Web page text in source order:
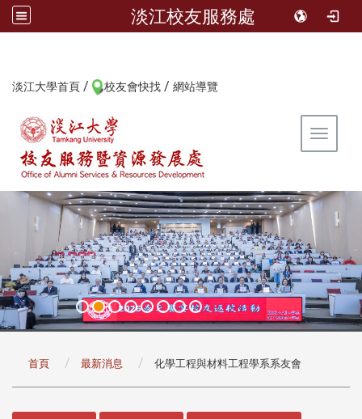
淡江校友服務處
淡江大學首頁 / 校友會快找 / 網站導覽
Toggle
首頁 最新消息 化學工程與材料工程學系系友會